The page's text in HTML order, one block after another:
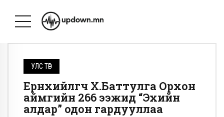
УЛС ТӨР
Ерөнхийлөгч Х.Баттулга Орхон
аймгийн 266 ээжид “Эхийн
алдар” одон гардууллаа